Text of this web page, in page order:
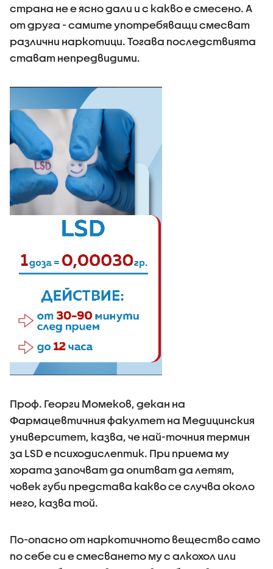
страна не е ясно дали и с какво е смесено. А
от друга - самите употребяващи смесват
различни наркотици. Тогава последствията
стават непредвидими.
Проф. Георги Момеков, декан на
Фармацевтичния факултет на Медицинския
университет, казва, че най-точния термин
за LSD е психодислептик. При приема му
хората започват да опитват да летят,
човек губи представа какво се случва около
него, казва той.
По-опасно от наркотичното вещество само
по себе си е смесването му с алкохол или